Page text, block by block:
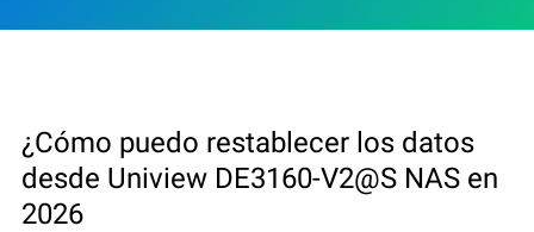
¿Cómo puedo restablecer los datos
desde Uniview DE3160-V2@S NAS en
2026